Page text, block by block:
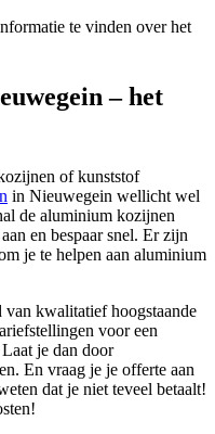
te vinden over het
– het
of kunststof
in Nieuwegein wellicht wel
de aluminium kozijnen
en bespaar snel. Er zijn
je te helpen aan aluminium
kwalitatief hoogstaande
voor een
je dan door
En vraag je je offerte aan
dat je niet teveel betaalt!